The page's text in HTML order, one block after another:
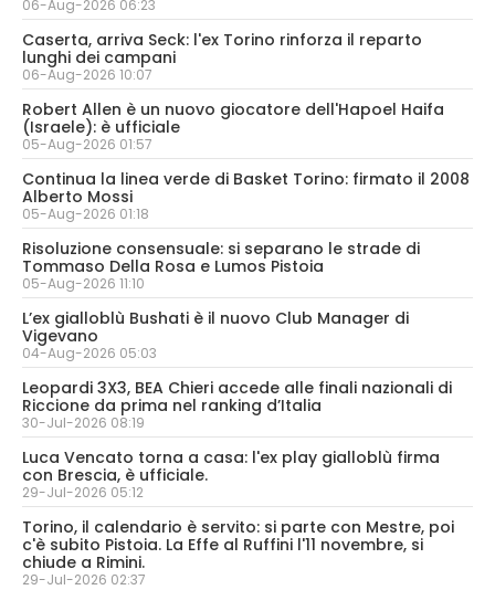
06-Aug-2026 06:23
Caserta, arriva Seck: l'ex Torino rinforza il reparto
lunghi dei campani
06-Aug-2026 10:07
Robert Allen è un nuovo giocatore dell'Hapoel Haifa
(Israele): è ufficiale
05-Aug-2026 01:57
Continua la linea verde di Basket Torino: firmato il 2008
Alberto Mossi
05-Aug-2026 01:18
Risoluzione consensuale: si separano le strade di
Tommaso Della Rosa e Lumos Pistoia
05-Aug-2026 11:10
L’ex gialloblù Bushati è il nuovo Club Manager di
Vigevano
04-Aug-2026 05:03
Leopardi 3X3, BEA Chieri accede alle finali nazionali di
Riccione da prima nel ranking d’Italia
30-Jul-2026 08:19
Luca Vencato torna a casa: l'ex play gialloblù firma
con Brescia, è ufficiale.
29-Jul-2026 05:12
Torino, il calendario è servito: si parte con Mestre, poi
c'è subito Pistoia. La Effe al Ruffini l'11 novembre, si
chiude a Rimini.
29-Jul-2026 02:37